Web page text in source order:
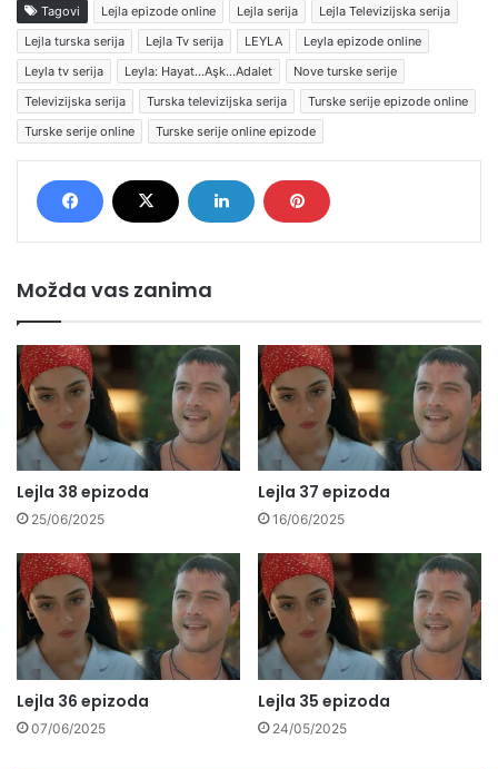
Tagovi Lejla epizode online Lejla serija
Lejla Televizijska serija
Lejla turska serija
Lejla Tv serija LEYLA
Leyla epizode online
Leyla tv serija
Leyla: Hayat…Aşk…Adalet
Nove turske serije
Televizijska serija
Turska televizijska serija
Turske serije epizode online
Turske serije online
Turske serije online epizode
Možda vas zanima
Lejla 38 epizoda
25/06/2025
Lejla 37 epizoda
16/06/2025
Lejla 36 epizoda
07/06/2025
Lejla 35 epizoda
24/05/2025